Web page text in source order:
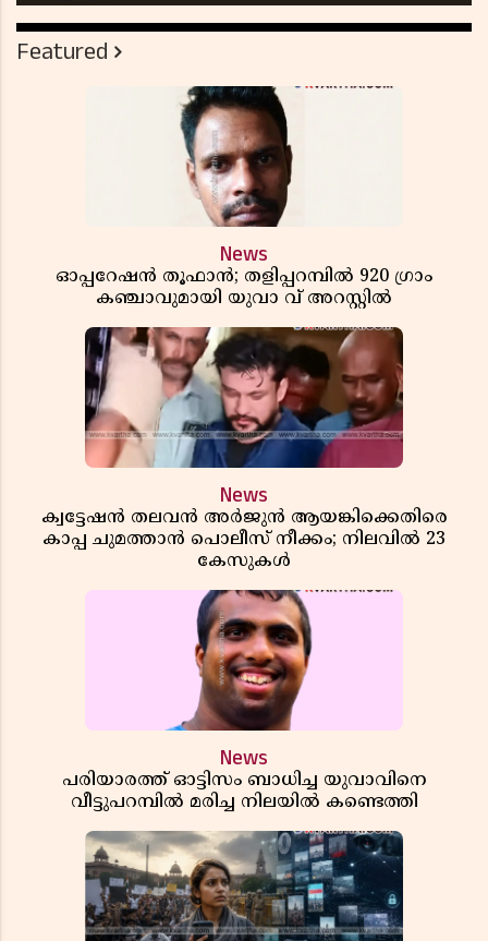
Featured
News
ഓപ്പറേഷൻ തൂഫാൻ; തളിപ്പറമ്പിൽ 920 ഗ്രാം
കഞ്ചാവുമായി യുവാ വ് അറസ്റ്റിൽ
News
ക്വട്ടേഷൻ തലവൻ അർജുൻ ആയങ്കിക്കെതിരെ
കാപ്പ ചുമത്താൻ പൊലീസ് നീക്കം; നിലവിൽ 23
കേസുകൾ
News
പരിയാരത്ത് ഓട്ടിസം ബാധിച്ച യുവാവിനെ
വീട്ടുപറമ്പിൽ മരിച്ച നിലയിൽ കണ്ടെത്തി